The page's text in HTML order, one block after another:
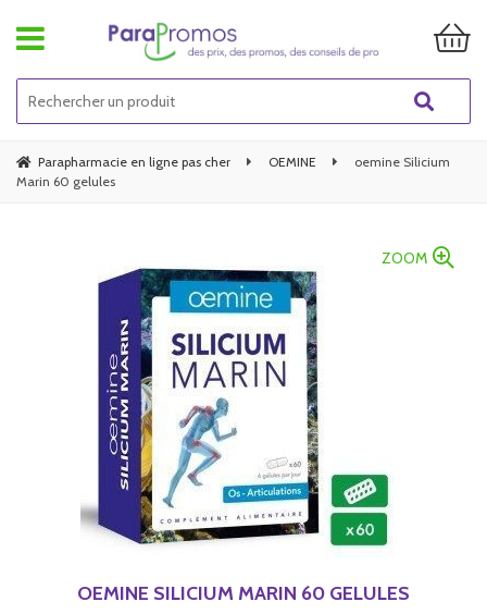
Parapharmacie en ligne pas cher OEMINE
oemine Silicium
Marin 60 gelules
ZOOM
OEMINE SILICIUM MARIN 60 GELULES